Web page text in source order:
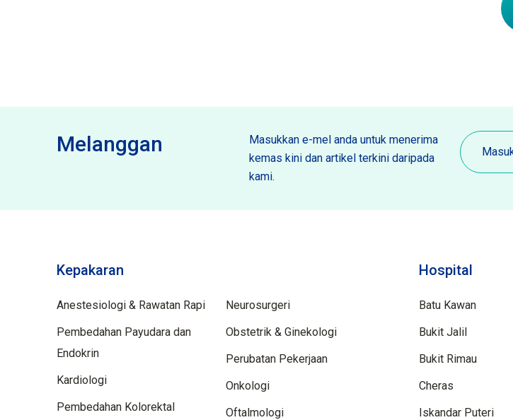
Melanggan
Masukkan e-mel anda untuk menerima
kemas kini dan artikel terkini daripada
kami.
E-
mel
(Diperlukan)
Kepakaran
Anestesiologi & Rawatan Rapi
Pembedahan Payudara dan
Endokrin
Kardiologi
Pembedahan Kolorektal
Neurosurgeri
Obstetrik & Ginekologi
Perubatan Pekerjaan
Onkologi
Oftalmologi
Hospital
Batu Kawan
Bukit Jalil
Bukit Rimau
Cheras
Iskandar Puteri